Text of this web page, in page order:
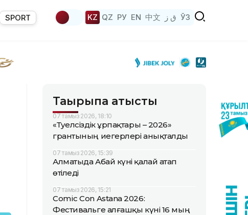
SPORT KZ QZ РУ EN 中文 ق ز ЎЗ
Тақырыпқа қатысты
07 тамыз 2026, 18:10
«Тәуелсіздік ұрпақтары – 2026»
грантының иегерлері анықталды
07 тамыз 2026, 15:39
Алматыда Абай күні қалай атап
өтіледі
07 тамыз 2026, 15:21
Comic Con Astana 2026:
Фестивальге алғашқы күні 16 мың